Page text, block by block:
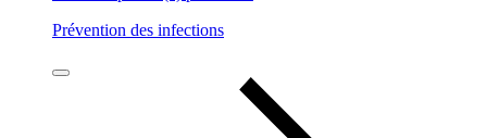
Prévention des infections